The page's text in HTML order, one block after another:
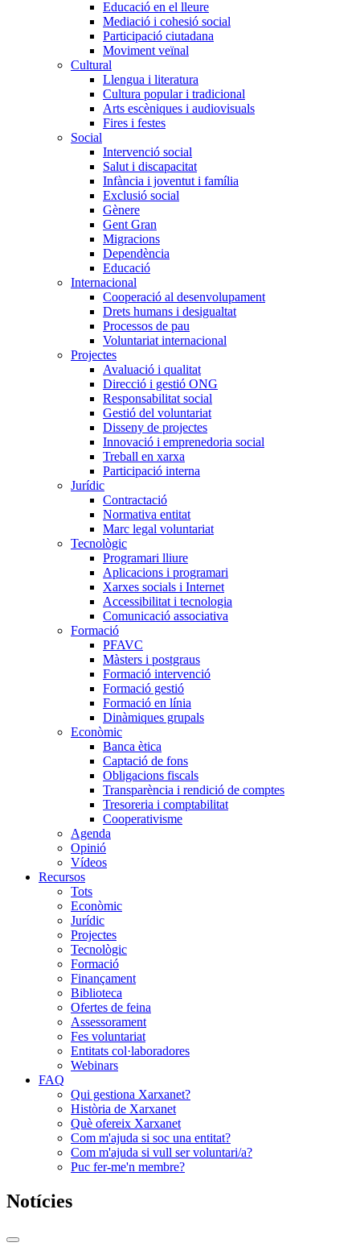
Educació en el lleure
Mediació i cohesió social
Participació ciutadana
Moviment veïnal
Cultural
Llengua i literatura
Cultura popular i tradicional
Arts escèniques i audiovisuals
Fires i festes
Social
Intervenció social
Salut i discapacitat
Infància i joventut i família
Exclusió social
Gènere
Gent Gran
Migracions
Dependència
Educació
Internacional
Cooperació al desenvolupament
Drets humans i desigualtat
Processos de pau
Voluntariat internacional
Projectes
Avaluació i qualitat
Direcció i gestió ONG
Responsabilitat social
Gestió del voluntariat
Disseny de projectes
Innovació i emprenedoria social
Treball en xarxa
Participació interna
Jurídic
Contractació
Normativa entitat
Marc legal voluntariat
Tecnològic
Programari lliure
Aplicacions i programari
Xarxes socials i Internet
Accessibilitat i tecnologia
Comunicació associativa
Formació
PFAVC
Màsters i postgraus
Formació intervenció
Formació gestió
Formació en línia
Dinàmiques grupals
Econòmic
Banca ètica
Captació de fons
Obligacions fiscals
Transparència i rendició de comptes
Tresoreria i comptabilitat
Cooperativisme
Agenda
Opinió
Vídeos
Recursos
Tots
Econòmic
Jurídic
Projectes
Tecnològic
Formació
Finançament
Biblioteca
Ofertes de feina
Assessorament
Fes voluntariat
Entitats col·laboradores
Webinars
FAQ
Qui gestiona Xarxanet?
Història de Xarxanet
Què ofereix Xarxanet
Com m'ajuda si soc una entitat?
Com m'ajuda si vull ser voluntari/a?
Puc fer-me'n membre?
Notícies
Commutador